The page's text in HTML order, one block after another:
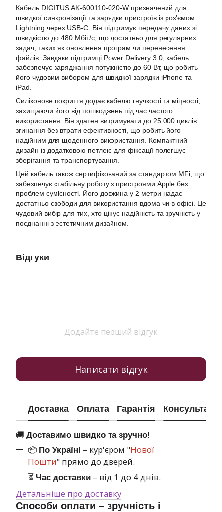
Кабель DIGITUS AK-600110-020-W призначений для
швидкої синхронізації та зарядки пристроїв із роз’ємом
Lightning через USB-C. Він підтримує передачу даних зі
швидкістю до 480 Мбіт/с, що достатньо для регулярних
задач, таких як оновлення програм чи перенесення
файлів. Завдяки підтримці Power Delivery 3.0, кабель
забезпечує заряджання потужністю до 60 Вт, що робить
його чудовим вибором для швидкої зарядки iPhone та
iPad.
Силіконове покриття додає кабелю гнучкості та міцності,
захищаючи його від пошкоджень під час частого
використання. Він здатен витримувати до 25 000 циклів
згинання без втрати ефективності, що робить його
надійним для щоденного використання. Компактний
дизайн із додатковою петлею для фіксації полегшує
зберігання та транспортування.
Цей кабель також сертифікований за стандартом MFi, що
забезпечує стабільну роботу з пристроями Apple без
проблем сумісності. Його довжина у 2 метри надає
достатньо свободи для використання вдома чи в офісі. Це
чудовий вибір для тих, хто цінує надійність та зручність у
поєднанні з естетичним дизайном.
Відгуки
Додайте перший відгук
Написати відгук
Доставка Оплата Гарантія Консультація
🚚 Доставимо швидко та зручно!
📦 По Україні – кур'єром "Нової
Пошти" прямо до дверей.
⏳ Час доставки – від 1 до 4 днів.
Детальніше про доставку
Способи оплати – зручність і